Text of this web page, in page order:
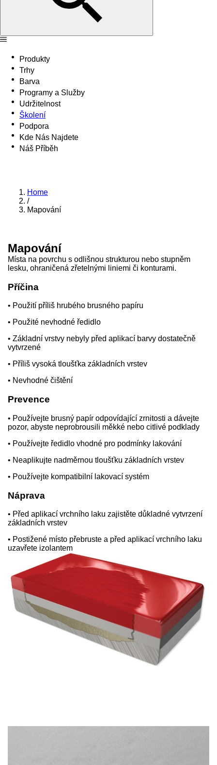
Produkty
Trhy
Barva
Programy a Služby
Udržitelnost
Školení
Podpora
Kde Nás Najdete
Náš Příběh
Home
/
Mapování
Mapování
Místa na povrchu s odlišnou strukturou nebo stupněm
lesku, ohraničená zřetelnými liniemi či konturami.
Příčina
• Použití příliš hrubého brusného papíru
• Použité nevhodné ředidlo
• Základní vrstvy nebyly před aplikací barvy dostatečně
vytvrzené
• Příliš vysoká tloušťka základních vrstev
• Nevhodné čištění
Prevence
• Používejte brusný papír odpovídající zrnitosti a dávejte
pozor, abyste neprobrousili měkké nebo citlivé podklady
• Používejte ředidlo vhodné pro podmínky lakování
• Neaplikujte nadměrnou tloušťku základních vrstev
• Používejte kompatibilní lakovací systém
Náprava
• Před aplikací vrchního laku zajistěte důkladné vytvrzení
základních vrstev
• Postižené místo přebruste a před aplikací vrchního laku
uzavřete izolantem